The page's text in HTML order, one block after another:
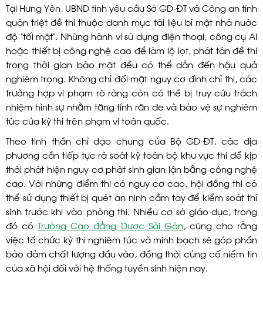
Tại Hưng Yên, UBND tỉnh yêu cầu Sở GD-ĐT và Công an tỉnh
quán triệt đề thi thuộc danh mục tài liệu bí mật nhà nước
độ “tối mật”. Những hành vi sử dụng điện thoại, công cụ AI
hoặc thiết bị công nghệ cao để làm lộ lọt, phát tán đề thi
trong thời gian bảo mật đều có thể dẫn đến hậu quả
nghiêm trọng. Không chỉ đối mặt nguy cơ đình chỉ thi, các
trường hợp vi phạm rõ ràng còn có thể bị truy cứu trách
nhiệm hình sự nhằm tăng tính răn đe và bảo vệ sự nghiêm
túc của kỳ thi trên phạm vi toàn quốc.
Theo tinh thần chỉ đạo chung của Bộ GD-ĐT, các địa
phương cần tiếp tục rà soát kỹ toàn bộ khu vực thi để kịp
thời phát hiện nguy cơ phát sinh gian lận bằng công nghệ
cao. Với những điểm thi có nguy cơ cao, hội đồng thi có
thể sử dụng thiết bị quét an ninh cầm tay để kiểm soát thí
sinh trước khi vào phòng thi. Nhiều cơ sở giáo dục, trong
đó cóTrường Cao đẳng Dược Sài Gòn, cũng cho rằng
việc tổ chức kỳ thi nghiêm túc và minh bạch sẽ góp phần
bảo đảm chất lượng đầu vào, đồng thời củng cố niềm tin
của xã hội đối với hệ thống tuyển sinh hiện nay.